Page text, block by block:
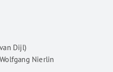
Dijl)
Wolfgang Nierlin